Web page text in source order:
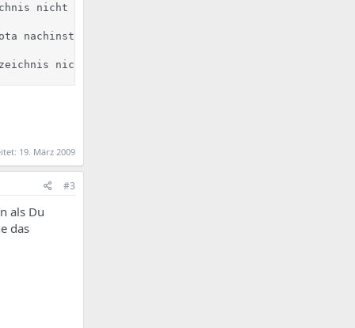
nicht gefunden
nachinstalliert haben, fuehren Sie noch die in der
nicht gefunden
19. März 2009
#3
als Du
das